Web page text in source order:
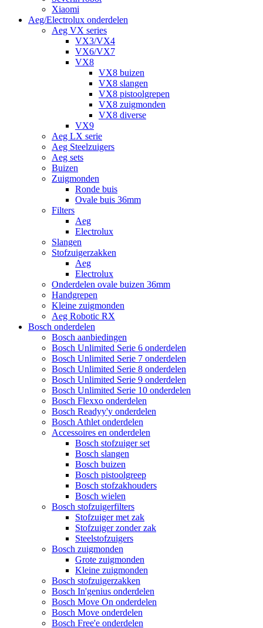
Xiaomi
Aeg/Electrolux onderdelen
Aeg VX series
VX3/VX4
VX6/VX7
VX8
VX8 buizen
VX8 slangen
VX8 pistoolgrepen
VX8 zuigmonden
VX8 diverse
VX9
Aeg LX serie
Aeg Steelzuigers
Aeg sets
Buizen
Zuigmonden
Ronde buis
Ovale buis 36mm
Filters
Aeg
Electrolux
Slangen
Stofzuigerzakken
Aeg
Electrolux
Onderdelen ovale buizen 36mm
Handgrepen
Kleine zuigmonden
Aeg Robotic RX
Bosch onderdelen
Bosch aanbiedingen
Bosch Unlimited Serie 6 onderdelen
Bosch Unlimited Serie 7 onderdelen
Bosch Unlimited Serie 8 onderdelen
Bosch Unlimited Serie 9 onderdelen
Bosch Unlimited Serie 10 onderdelen
Bosch Flexxo onderdelen
Bosch Readyy'y onderdelen
Bosch Athlet onderdelen
Accessoires en onderdelen
Bosch stofzuiger set
Bosch slangen
Bosch buizen
Bosch pistoolgreep
Bosch stofzakhouders
Bosch wielen
Bosch stofzuigerfilters
Stofzuiger met zak
Stofzuiger zonder zak
Steelstofzuigers
Bosch zuigmonden
Grote zuigmonden
Kleine zuigmonden
Bosch stofzuigerzakken
Bosch In'genius onderdelen
Bosch Move On onderdelen
Bosch Move onderdelen
Bosch Free'e onderdelen